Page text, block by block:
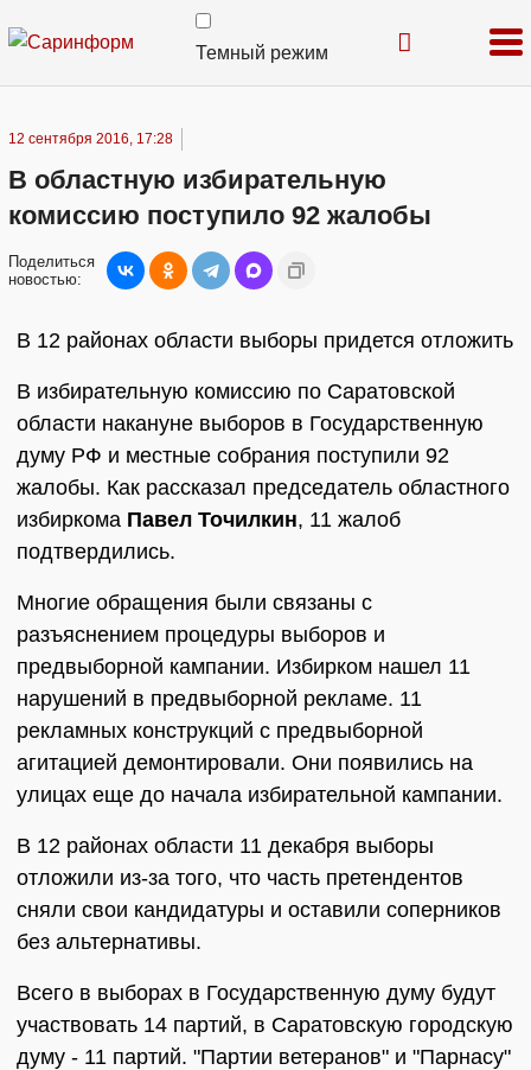
Темный режим
12 сентября 2016, 17:28
В областную избирательную
комиссию поступило 92 жалобы
Поделиться
новостью:
В 12 районах области выборы придется отложить
В избирательную комиссию по Саратовской
области накануне выборов в Государственную
думу РФ и местные собрания поступили 92
жалобы. Как рассказал председатель областного
избиркома Павел Точилкин, 11 жалоб
подтвердились.
Многие обращения были связаны с
разъяснением процедуры выборов и
предвыборной кампании. Избирком нашел 11
нарушений в предвыборной рекламе. 11
рекламных конструкций с предвыборной
агитацией демонтировали. Они появились на
улицах еще до начала избирательной кампании.
В 12 районах области 11 декабря выборы
отложили из-за того, что часть претендентов
сняли свои кандидатуры и оставили соперников
без альтернативы.
Всего в выборах в Государственную думу будут
участвовать 14 партий, в Саратовскую городскую
думу - 11 партий. "Партии ветеранов" и "Парнасу"